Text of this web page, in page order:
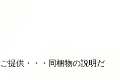
提供・・・同梱物の説明だ